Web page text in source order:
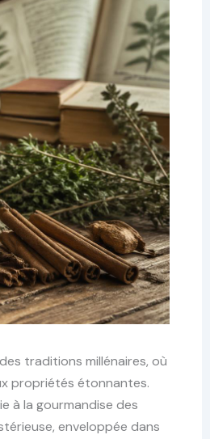
traditions millénaires, où
propriétés étonnantes.
à la gourmandise des
enveloppée dans